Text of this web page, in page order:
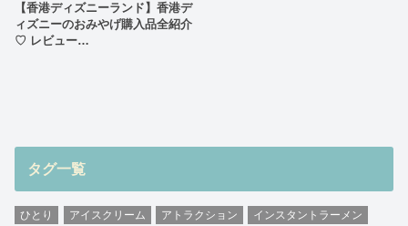
【香港ディズニーランド】香港デ
ィズニーのおみやげ購入品全紹介
♡ レビュー…
タグ一覧
ひとり アイスクリーム アトラクション
インスタントラーメン